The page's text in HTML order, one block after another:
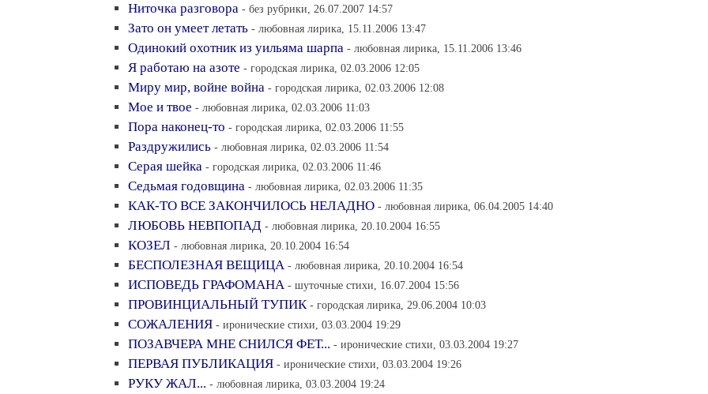
Ниточка разговора - без рубрики, 26.07.2007 14:57
Зато он умеет летать - любовная лирика, 15.11.2006 13:47
Одинокий охотник из уильяма шарпа - любовная лирика, 15.11.2006 13:46
Я работаю на азоте - городская лирика, 02.03.2006 12:05
Миру мир, войне война - городская лирика, 02.03.2006 12:08
Мое и твое - любовная лирика, 02.03.2006 11:03
Пора наконец-то - городская лирика, 02.03.2006 11:55
Раздружились - любовная лирика, 02.03.2006 11:54
Серая шейка - городская лирика, 02.03.2006 11:46
Седьмая годовщина - любовная лирика, 02.03.2006 11:35
КАК-ТО ВСЕ ЗАКОНЧИЛОСЬ НЕЛАДНО - любовная лирика, 06.04.2005 14:40
ЛЮБОВЬ НЕВПОПАД - любовная лирика, 20.10.2004 16:55
КОЗЕЛ - любовная лирика, 20.10.2004 16:54
БЕСПОЛЕЗНАЯ ВЕЩИЦА - любовная лирика, 20.10.2004 16:54
ИСПОВЕДЬ ГРАФОМАНА - шуточные стихи, 16.07.2004 15:56
ПРОВИНЦИАЛЬНЫЙ ТУПИК - городская лирика, 29.06.2004 10:03
СОЖАЛЕНИЯ - иронические стихи, 03.03.2004 19:29
ПОЗАВЧЕРА МНЕ СНИЛСЯ ФЕТ... - иронические стихи, 03.03.2004 19:27
ПЕРВАЯ ПУБЛИКАЦИЯ - иронические стихи, 03.03.2004 19:26
РУКУ ЖАЛ... - любовная лирика, 03.03.2004 19:24